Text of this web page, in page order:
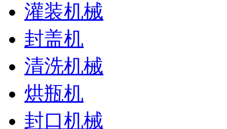
灌装机械
封盖机
清洗机械
烘瓶机
封口机械